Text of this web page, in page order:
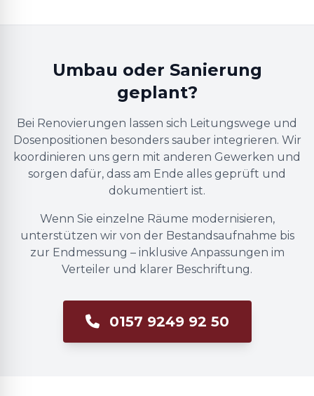
Umbau oder Sanierung
geplant?
Bei Renovierungen lassen sich Leitungswege und
Dosenpositionen besonders sauber integrieren. Wir
koordinieren uns gern mit anderen Gewerken und
sorgen dafür, dass am Ende alles geprüft und
dokumentiert ist.
Wenn Sie einzelne Räume modernisieren,
unterstützen wir von der Bestandsaufnahme bis
zur Endmessung – inklusive Anpassungen im
Verteiler und klarer Beschriftung.
0157 9249 92 50